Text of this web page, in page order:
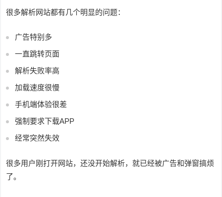
很多解析网站都有几个明显的问题：
广告特别多
一直跳转页面
解析失败率高
加载速度很慢
手机端体验很差
强制要求下载APP
经常突然失效
很多用户刚打开网站，还没开始解析，就已经被广告和弹窗搞烦
了。